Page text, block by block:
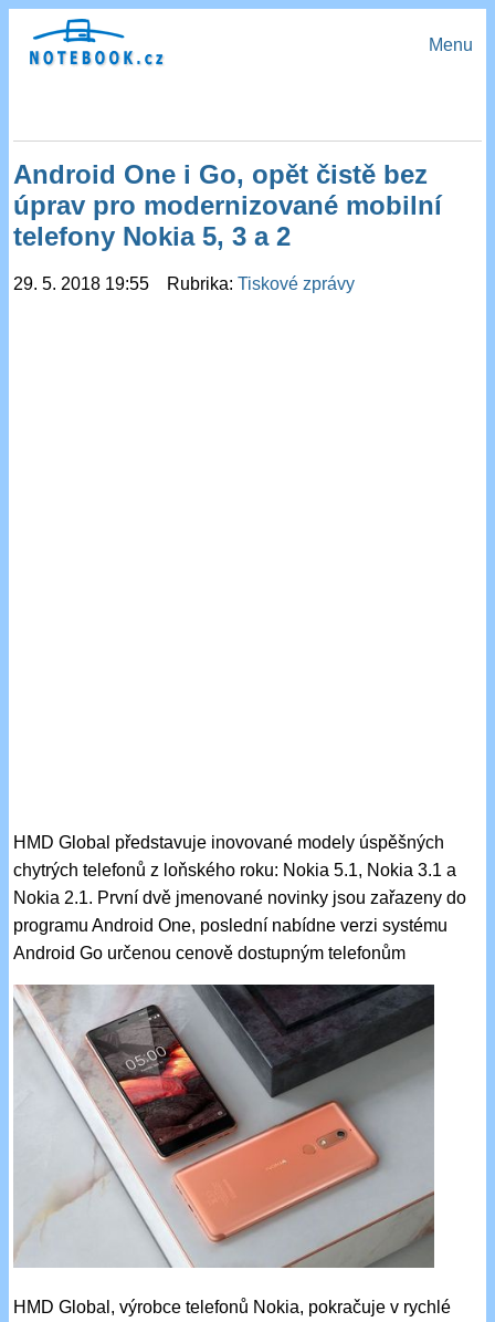
Menu
Android One i Go, opět čistě bez
úprav pro modernizované mobilní
telefony Nokia 5, 3 a 2
29. 5. 2018 19:55 Rubrika:Tiskové zprávy
HMD Global představuje inovované modely úspěšných
chytrých telefonů z loňského roku: Nokia 5.1, Nokia 3.1 a
Nokia 2.1. První dvě jmenované novinky jsou zařazeny do
programu Android One, poslední nabídne verzi systému
Android Go určenou cenově dostupným telefonům
HMD Global, výrobce telefonů Nokia, pokračuje v rychlé